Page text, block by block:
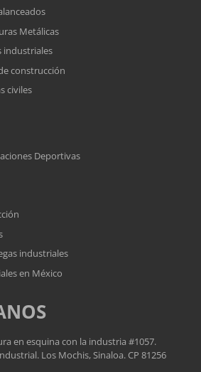
Metálicas
industriales
construcción
civiles
Deportivas
industriales
en México
en esquina con la industria #1057.
Los Mochis, Sinaloa. CP 81256